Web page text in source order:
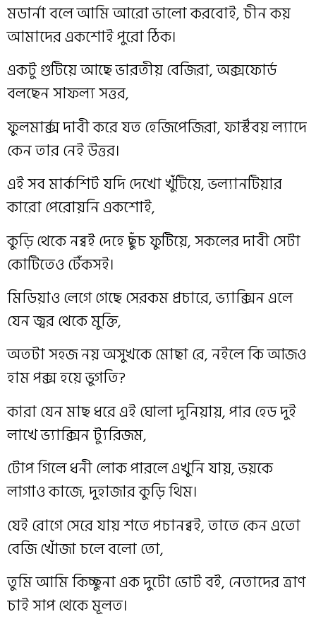
মডার্না বলে আমি আরো ভালো করবোই, চীন কয়
আমাদের একশোই পুরো ঠিক।
একটু গুটিয়ে আছে ভারতীয় বেজিরা, অক্সফোর্ড
বলছেন সাফল্য সত্তর,
ফুলমার্ক্স দাবী করে যত হেজিপেজিরা, ফার্স্টবয় ল্যাদে
কেন তার নেই উত্তর।
এই সব মার্কশিট যদি দেখো খুঁটিয়ে, ভল্যানটিয়ার
কারো পেরোয়নি একশোই,
কুড়ি থেকে নব্বই দেহে ছুঁচ ফুটিয়ে, সকলের দাবী সেটা
কোটিতেও টেঁকসই।
মিডিয়াও লেগে গেছে সেরকম প্রচারে, ভ্যাক্সিন এলে
যেন জ্বর থেকে মুক্তি,
অতটা সহজ নয় অসুখকে মোছা রে, নইলে কি আজও
হাম পক্স হয়ে ভুগতি?
কারা যেন মাছ ধরে এই ঘোলা দুনিয়ায়, পার হেড দুই
লাখে ভ্যাক্সিন ট্যুরিজম,
টোপ গিলে ধনী লোক পারলে এখুনি যায়, ভয়কে
লাগাও কাজে, দুহাজার কুড়ি থিম।
যেই রোগে সেরে যায় শতে পচানব্বই, তাতে কেন এতো
বেজি খোঁজা চলে বলো তো,
তুমি আমি কিচ্ছুনা এক দুটো ভোট বই, নেতাদের ত্রাণ
চাই সাপ থেকে মূলত।